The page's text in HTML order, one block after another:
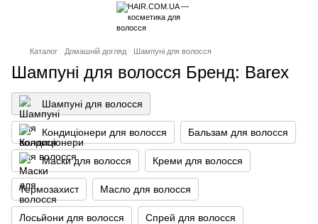
Каталог Домашній догляд Шампуні для волосся
Шампуні для волосся Бренд: Barex
Шампуні для волосся
Кондиціонери для волосся Бальзам для волосся
Маски для волосся Креми для волосся
Термозахист Масло для волосся
Лосьйони для волосся Спрей для волосся